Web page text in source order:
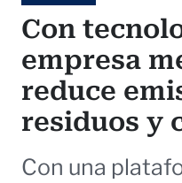
Con
empresa
reduce
residuos y
Con una